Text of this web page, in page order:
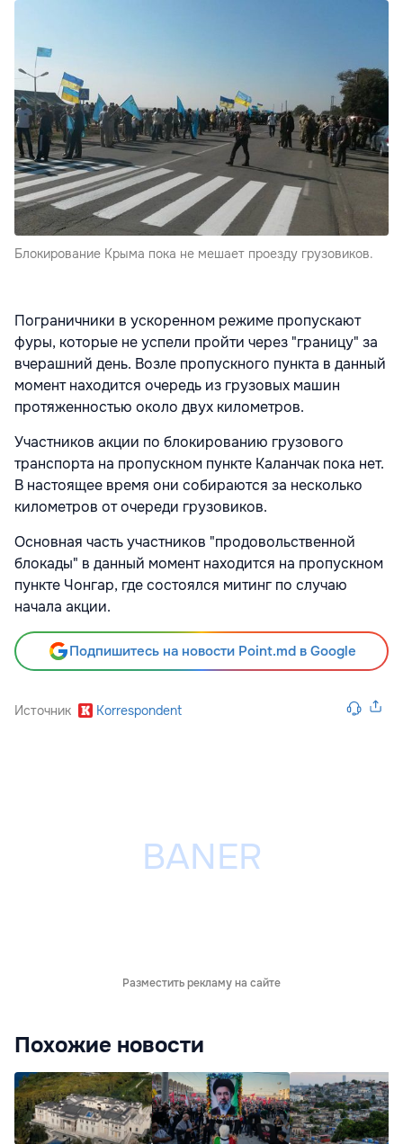
Блокирование Крыма пока не мешает проезду грузовиков.
Пограничники в ускоренном режиме пропускают
фуры, которые не успели пройти через "границу" за
вчерашний день. Возле пропускного пункта в данный
момент находится очередь из грузовых машин
протяженностью около двух километров.
Участников акции по блокированию грузового
транспорта на пропускном пункте Каланчак пока нет.
В настоящее время они собираются за несколько
километров от очереди грузовиков.
Основная часть участников "продовольственной
блокады" в данный момент находится на пропускном
пункте Чонгар, где состоялся митинг по случаю
начала акции.
Подпишитесь на новости Point.md в Google
Источник Korrespondent
Разместить рекламу на сайте
Похожие новости